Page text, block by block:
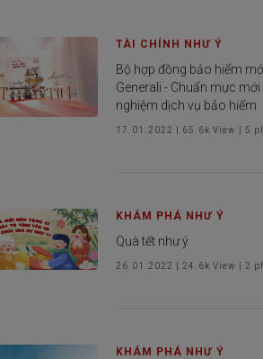
TÀI CHÍNH NHƯ Ý
Bộ hợp đồng bảo hiểm
Generali - Chuẩn mực mới
nghiệm dịch vụ bảo hiểm
17.01.2022 65.6k View | 5
KHÁM PHÁ NHƯ Ý
Quà tết như ý
26.01.2022 24.6k View | 2
KHÁM PHÁ NHƯ Ý